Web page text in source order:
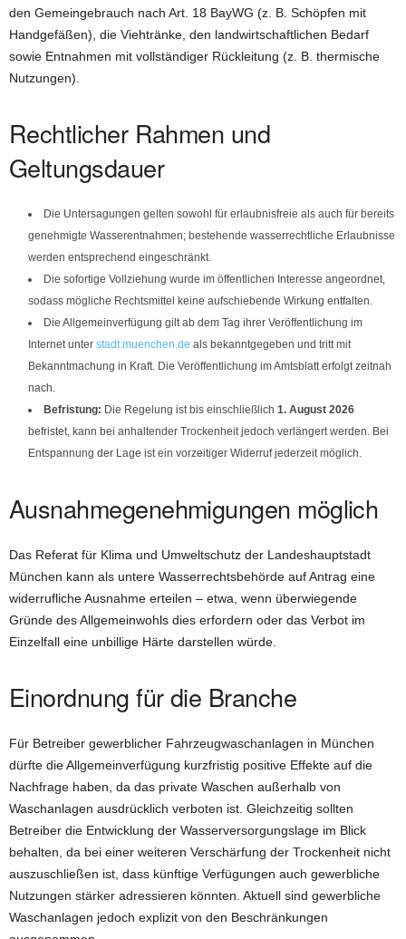
den Gemeingebrauch nach Art. 18 BayWG (z. B. Schöpfen mit
Handgefäßen), die Viehtränke, den landwirtschaftlichen Bedarf
sowie Entnahmen mit vollständiger Rückleitung (z. B. thermische
Nutzungen).
Rechtlicher Rahmen und
Geltungsdauer
Die Untersagungen gelten sowohl für erlaubnisfreie als auch für bereits
genehmigte Wasserentnahmen; bestehende wasserrechtliche Erlaubnisse
werden entsprechend eingeschränkt.
Die sofortige Vollziehung wurde im öffentlichen Interesse angeordnet,
sodass mögliche Rechtsmittel keine aufschiebende Wirkung entfalten.
Die Allgemeinverfügung gilt ab dem Tag ihrer Veröffentlichung im
Internet unter stadt.muenchen.de als bekanntgegeben und tritt mit
Bekanntmachung in Kraft. Die Veröffentlichung im Amtsblatt erfolgt zeitnah
nach.
Befristung: Die Regelung ist bis einschließlich 1. August 2026
befristet, kann bei anhaltender Trockenheit jedoch verlängert werden. Bei
Entspannung der Lage ist ein vorzeitiger Widerruf jederzeit möglich.
Ausnahmegenehmigungen möglich
Das Referat für Klima und Umweltschutz der Landeshauptstadt
München kann als untere Wasserrechtsbehörde auf Antrag eine
widerrufliche Ausnahme erteilen – etwa, wenn überwiegende
Gründe des Allgemeinwohls dies erfordern oder das Verbot im
Einzelfall eine unbillige Härte darstellen würde.
Einordnung für die Branche
Für Betreiber gewerblicher Fahrzeugwaschanlagen in München
dürfte die Allgemeinverfügung kurzfristig positive Effekte auf die
Nachfrage haben, da das private Waschen außerhalb von
Waschanlagen ausdrücklich verboten ist. Gleichzeitig sollten
Betreiber die Entwicklung der Wasserversorgungslage im Blick
behalten, da bei einer weiteren Verschärfung der Trockenheit nicht
auszuschließen ist, dass künftige Verfügungen auch gewerbliche
Nutzungen stärker adressieren könnten. Aktuell sind gewerbliche
Waschanlagen jedoch explizit von den Beschränkungen